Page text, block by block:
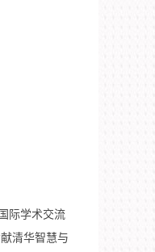
际学术交流
清华智慧与